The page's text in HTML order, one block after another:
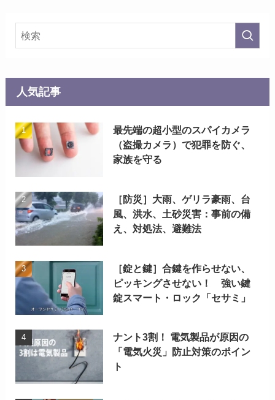
人気記事
最先端の超小型のスパイカメラ
（盗撮カメラ）で犯罪を防ぐ、
家族を守る
［防災］大雨、ゲリラ豪雨、台
風、洪水、土砂災害：事前の備
え、対処法、避難法
［錠と鍵］合鍵を作らせない、
ピッキングさせない！ 強い鍵
錠スマート・ロック「セサミ」
ナント3割！ 電気製品が原因の
「電気火災」防止対策のポイン
ト